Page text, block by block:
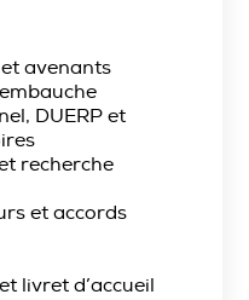
avenants
DUERP et
recherche
et accords
livret d’accueil